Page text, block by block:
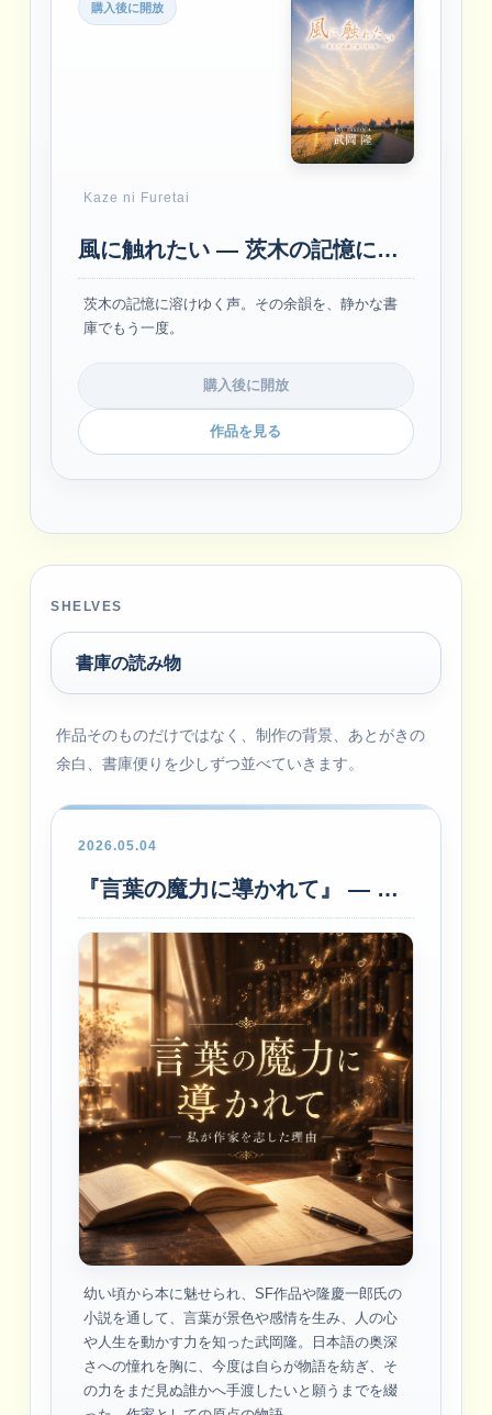
購入後に開放
Kaze ni Furetai
風に触れたい ― 茨木の記憶に溶けゆく声 ―
茨木の記憶に溶けゆく声。その余韻を、静かな書
庫でもう一度。
購入後に開放
作品を見る
SHELVES
書庫の読み物
作品そのものだけではなく、制作の背景、あとがきの
余白、書庫便りを少しずつ並べていきます。
2026.05.04
『言葉の魔力に導かれて』 ― 私が作家を志した理由―
幼い頃から本に魅せられ、SF作品や隆慶一郎氏の
小説を通して、言葉が景色や感情を生み、人の心
や人生を動かす力を知った武岡隆。日本語の奥深
さへの憧れを胸に、今度は自らが物語を紡ぎ、そ
の力をまだ見ぬ誰かへ手渡したいと願うまでを綴